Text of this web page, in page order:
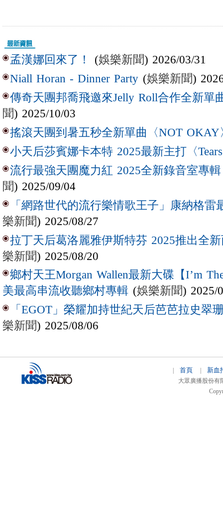
孟漢娜回來了！ (娛樂新聞) 2026/03/31
Niall Horan - Dinner Party (娛樂新聞)
傳奇天團邦喬飛邀來Jelly Roll合作全新單
聞) 2025/10/03
搖滾天團到暑五秒全新單曲〈NOT OKAY
小天后莎賓娜卡本特 2025最新主打〈
流行最強天團魔力紅 2025全新錄音室專
聞) 2025/09/04
「網路世代的流行樂情歌王子」康納格雷
樂新聞) 2025/08/27
拉丁天后葛洛麗雅伊斯特芬 2025推出全新
樂新聞) 2025/08/20
鄉村天王Morgan Wallen最新大碟【I’m
美最高串流收聽鄉村專輯 (娛樂新聞) 2025/
「EGOT」榮耀加持世紀天后芭芭拉史翠
樂新聞) 2025/08/06
首頁 新血
大眾廣播股份有